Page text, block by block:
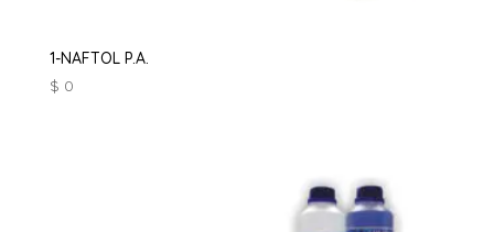
1-NAFTOL P.A.
$ 0